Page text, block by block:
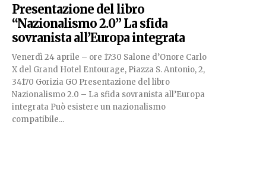
Presentazione del libro
“Nazionalismo 2.0” La sfida
sovranista all’Europa integrata
Venerdì 24 aprile – ore 17:30 Salone d’Onore Carlo
X del Grand Hotel Entourage, Piazza S. Antonio, 2,
34170 Gorizia GO Presentazione del libro
Nazionalismo 2.0 – La sfida sovranista all’Europa
integrata Può esistere un nazionalismo
compatibile...